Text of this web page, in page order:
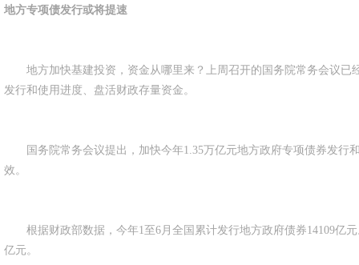
地方专项债发行或将提速
地方加快基建投资，资金从哪里来？上周召开的国务院常务会议已
发行和使用进度、盘活财政存量资金。
国务院常务会议提出，加快今年1.35万亿元地方政府专项债券发行
效。
根据财政部数据，今年1至6月全国累计发行地方政府债券14109亿元
亿元。